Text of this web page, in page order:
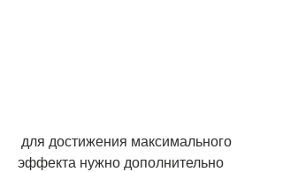
эффекта нужно дополнительно